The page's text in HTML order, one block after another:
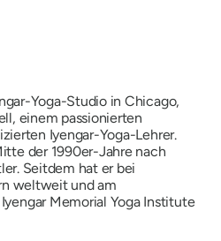
Yoga-Studio in Chicago,
einem passionierten
Iyengar-Yoga-Lehrer.
der 1990er-Jahre nach
Seitdem hat er bei
weltweit und am
Memorial Yoga Institute